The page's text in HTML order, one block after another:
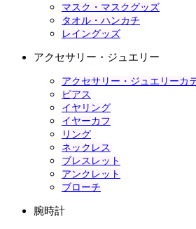
マスク・マスクグッズ
タオル・ハンカチ
レイングッズ
アクセサリー・ジュエリー
アクセサリー・ジュエリーカ
ピアス
イヤリング
イヤーカフ
リング
ネックレス
ブレスレット
アンクレット
ブローチ
腕時計